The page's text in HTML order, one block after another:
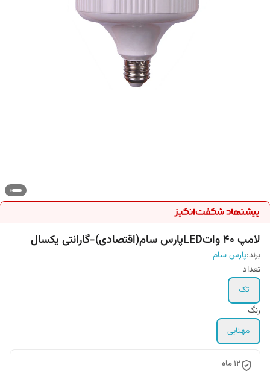
لامپ 40 واتLEDپارس سام(اقتصادی)-گارانتی یکسال
برند:پارس سام
تعداد
تک
رنگ
مهتابی
12 ماه